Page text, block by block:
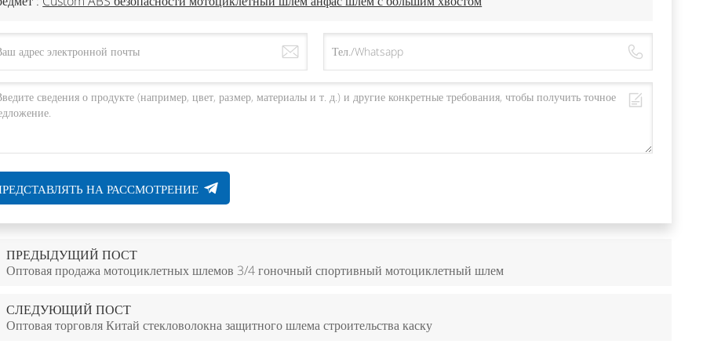
НА РАССМОТРЕНИЕ
ПРЕДЫДУЩИЙ ПОСТ
Оптовая продажа мотоциклетных шлемов 3/4 гоночный спортивный мотоциклетный шлем
СЛЕДУЮЩИЙ ПОСТ
Оптовая торговля Китай стекловолокна защитного шлема строительства каску